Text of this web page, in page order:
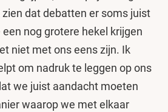
dat debatten er soms juist
nog grotere hekel krijgen
niet met ons eens zijn. Ik
om nadruk te leggen op ons
we juist aandacht moeten
waarop we met elkaar